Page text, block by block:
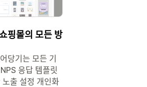
핑몰의 모든 방
당기는 모든 기
응답 템플릿
출 설정 개인화